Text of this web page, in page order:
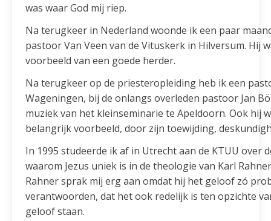
was waar God mij riep.
Na terugkeer in Nederland woonde ik een paar
pastoor Van Veen van de Vituskerk in Hilversum. Hij
voorbeeld van een goede herder.
Na terugkeer op de priesteropleiding heb ik een
Wageningen, bij de onlangs overleden pastoor Jan
muziek van het kleinseminarie te Apeldoorn. Ook hij
belangrijk voorbeeld, door zijn toewijding,
In 1995 studeerde ik af in Utrecht aan de KTUU over
waarom Jezus uniek is in de theologie van Karl
Rahner sprak mij erg aan omdat hij het geloof zó
verantwoorden, dat het ook redelijk is ten opzichte
geloof staan.